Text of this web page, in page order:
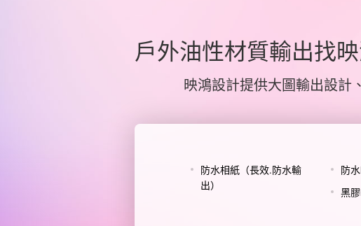
戶外油性材質輸出找
映鴻設計提供大圖輸出設計
防水相紙（長效.防水輸
出）
防
黑